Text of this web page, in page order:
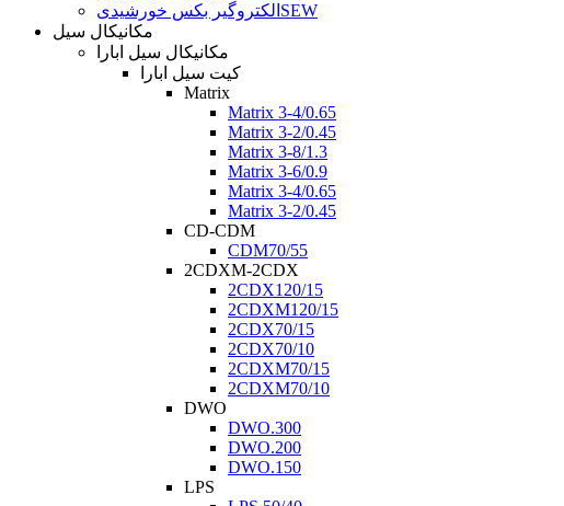
الکتروگیر بکس خورشیدیSEW
مکانیکال سیل
مکانیکال سیل ابارا
کیت سیل ابارا
Matrix
Matrix 3-4/0.65
Matrix 3-2/0.45
Matrix 3-8/1.3
Matrix 3-6/0.9
Matrix 3-4/0.65
Matrix 3-2/0.45
CD-CDM
CDM70/55
2CDXM-2CDX
2CDX120/15
2CDXM120/15
2CDX70/15
2CDX70/10
2CDXM70/15
2CDXM70/10
DWO
DWO.300
DWO.200
DWO.150
LPS